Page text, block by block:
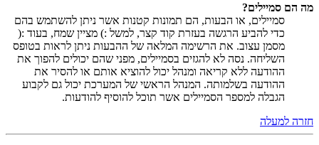
מה הם סמיילים?
סמיילים, או הבעות, הם תמונות קטנות אשר ניתן להשתמש בהם
כדי להביע הרגשה בעזרת קוד קצר, למשל :) מציין שמח, בעוד :(
מסמן עצוב. את הרשימה המלאה של ההבעות ניתן לראות בטופס
השליחה. נסה לא להגזים בסמיילים, מפני שהם יכולים להפוך את
ההודעה ללא קריאה ומנהל יכול להוציא אותם או להסיר את
ההודעה בשלמותה. המנהל הראשי של המערכת יכול גם לקבוע
הגבלה למספר הסמיילים אשר תוכל להוסיף להודעות.
חזרה למעלה